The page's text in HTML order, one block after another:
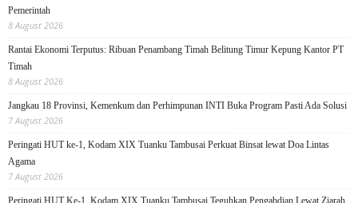
Pemerintah
8 August 2026
Rantai Ekonomi Terputus: Ribuan Penambang Timah Belitung Timur Kepung Kantor PT
Timah
8 August 2026
Jangkau 18 Provinsi, Kemenkum dan Perhimpunan INTI Buka Program Pasti Ada Solusi
7 August 2026
Peringati HUT ke-1, Kodam XIX Tuanku Tambusai Perkuat Binsat lewat Doa Lintas
Agama
7 August 2026
Peringati HUT Ke-1, Kodam XIX Tuanku Tambusai Teguhkan Pengabdian Lewat Ziarah